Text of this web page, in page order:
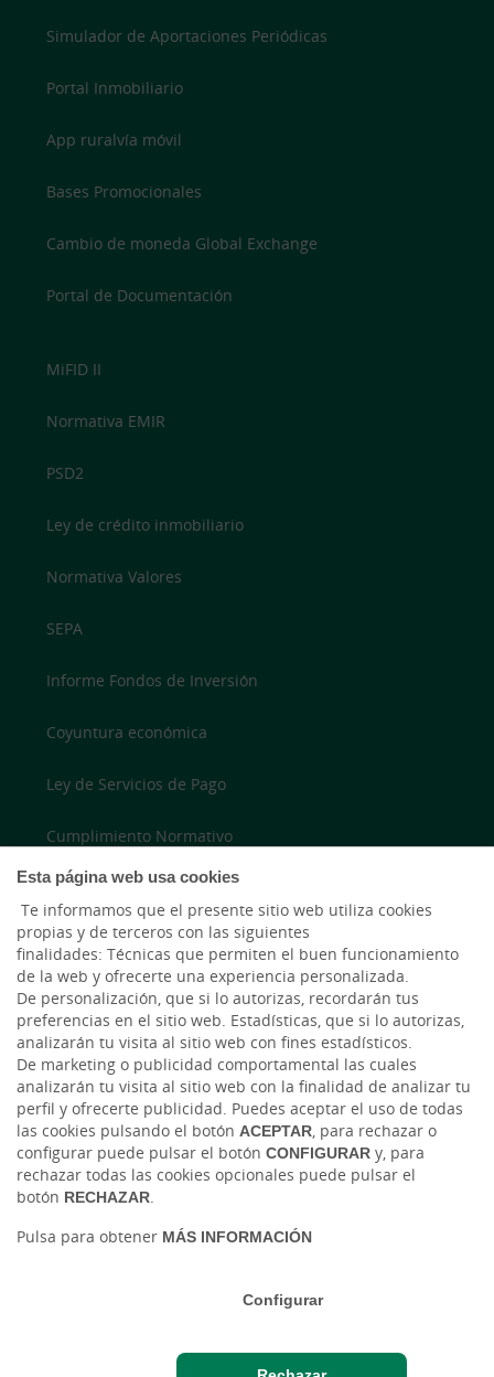
Esta página web usa cookies
Te informamos que el presente sitio web utiliza cookies
propias y de terceros con las siguientes
finalidades: Técnicas que permiten el buen funcionamiento
de la web y ofrecerte una experiencia personalizada.
De personalización, que si lo autorizas, recordarán tus
preferencias en el sitio web. Estadísticas, que si lo autorizas,
analizarán tu visita al sitio web con fines estadísticos.
De marketing o publicidad comportamental las cuales
analizarán tu visita al sitio web con la finalidad de analizar tu
perfil y ofrecerte publicidad. Puedes aceptar el uso de todas
las cookies pulsando el botón ACEPTAR, para rechazar o
configurar puede pulsar el botón CONFIGURAR y, para
rechazar todas las cookies opcionales puede pulsar el
botón RECHAZAR.
Pulsa para obtener MÁS INFORMACIÓN
Configurar
Simulador de Aportaciones Periódicas
Portal Inmobiliario
App ruralvía móvil
Bases Promocionales
Cambio de moneda Global Exchange
Portal de Documentación
MiFID II
Normativa EMIR
PSD2
Ley de crédito inmobiliario
Normativa Valores
SEPA
Informe Fondos de Inversión
Coyuntura económica
Ley de Servicios de Pago
Cumplimiento Normativo
Accesibilidad
LinkedIn
Instagram
Tablón de anuncios
Protección de datos